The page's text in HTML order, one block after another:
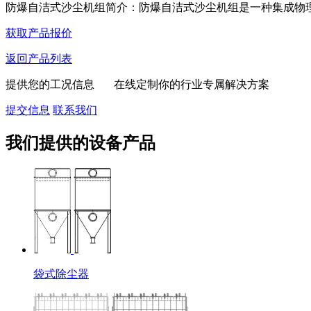
防爆自洁式沙尘机组简介：防爆自洁式沙尘机组是一种集成物
获取产品报价
返回产品列表
提供您的工况信息 在线定制你的行业专属解决方案
提交信息 联系我们
我们提供的设备产品
袋式除尘器